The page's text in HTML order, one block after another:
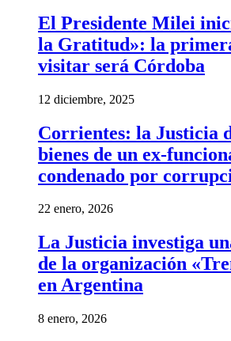
El Presidente Milei
la Gratitud»: la
visitar será Córdoba
12 diciembre, 2025
Corrientes: la Justicia
bienes de un ex-
condenado por
22 enero, 2026
La Justicia investiga
de la organización
en Argentina
8 enero, 2026